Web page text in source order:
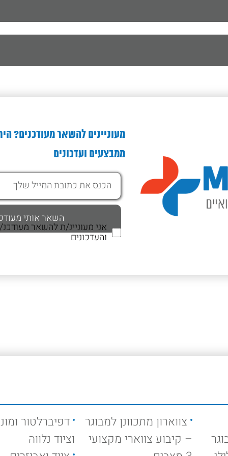
מעוניינים להשאר מעודכנים?
ממבצעים ועדכונים
אני מעוניינ/ת להשאר
והעדכונים
צווארון מתכוונן למבוגר
– קיבוע צווארי מקצועי
דפיברלטור
וציוד נלווה